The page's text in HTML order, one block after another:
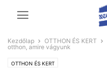
Kezdőlap OTTHON ÉS KERT
otthon, amire vágyunk
OTTHON ÉS KERT